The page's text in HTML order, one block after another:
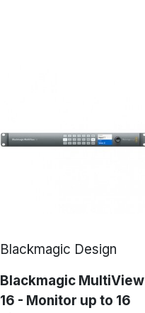
Blackmagic Design
Blackmagic MultiView
16 - Monitor up to 16